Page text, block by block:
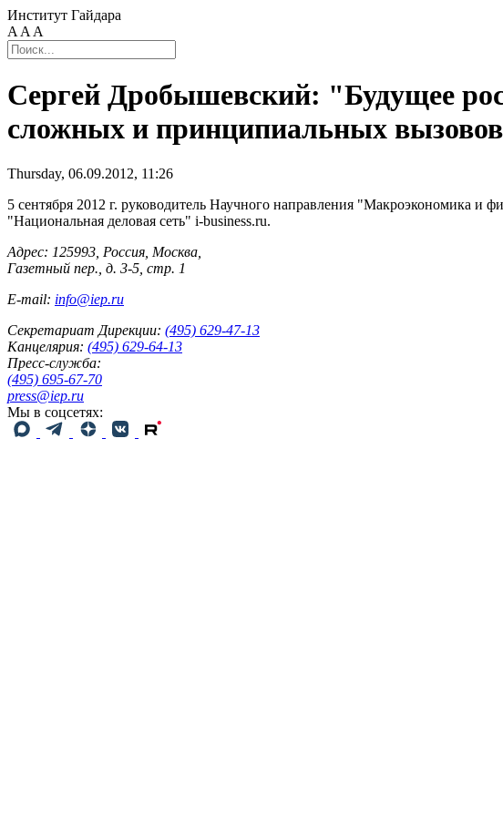
Институт Гайдара
A A A
Сергей Дробышевский: "Будущее
сложных и принципиальных
Thursday, 06.09.2012, 11:26
5 сентября 2012 г. руководитель Научного направления "Макроэкономика
"Национальная деловая сеть" i-business.ru.
Адрес: 125993, Россия, Москва,
Газетный пер., д. 3-5, стр. 1
E-mail: info@iep.ru
Секретариат Дирекции: (495) 629-47-13
Канцелярия: (495) 629-64-13
Пресс-служба:
(495) 695-67-70
press@iep.ru
Мы в соцсетях: